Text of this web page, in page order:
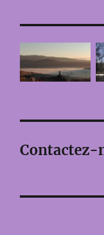
Contactez-